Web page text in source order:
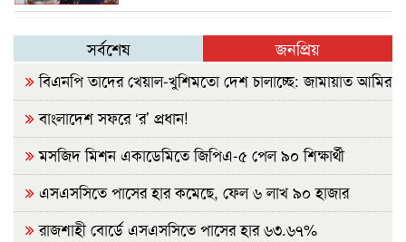
সর্বশেষ জনপ্রিয়
বিএনপি তাদের খেয়াল-খুশিমতো দেশ চালাচ্ছে: জামায়াত আমির
বাংলাদেশ সফরে ‘র’ প্রধান!
মসজিদ মিশন একাডেমিতে জিপিএ-৫ পেল ৯০ শিক্ষার্থী
এসএসসিতে পাসের হার কমেছে, ফেল ৬ লাখ ৯০ হাজার
রাজশাহী বোর্ডে এসএসসিতে পাসের হার ৬৩.৬৭%